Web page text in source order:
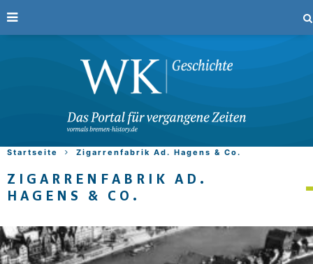
Startseite Zigarrenfabrik Ad. Hagens & Co.
ZIGARRENFABRIK AD.
HAGENS & CO.